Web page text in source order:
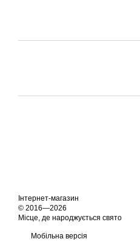
Інтернет-магазин
© 2016—2026
Місце, де народжується свято
Мобільна версія